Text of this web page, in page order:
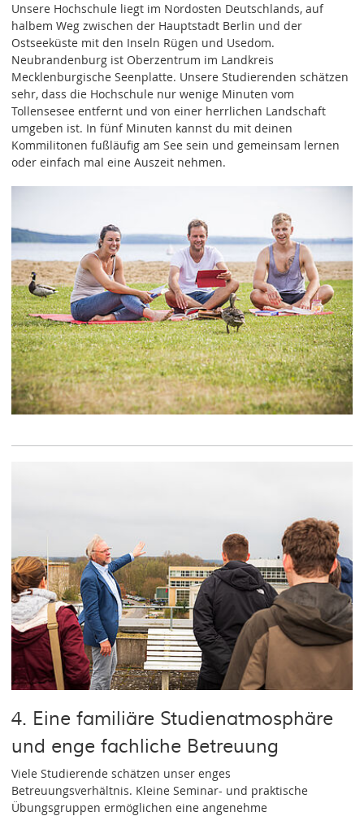
Unsere Hochschule liegt im Nordosten Deutschlands, auf
halbem Weg zwischen der Hauptstadt Berlin und der
Ostseeküste mit den Inseln Rügen und Usedom.
Neubrandenburg ist Oberzentrum im Landkreis
Mecklenburgische Seenplatte. Unsere Studierenden schätzen
sehr, dass die Hochschule nur wenige Minuten vom
Tollensesee entfernt und von einer herrlichen Landschaft
umgeben ist. In fünf Minuten kannst du mit deinen
Kommilitonen fußläufig am See sein und gemeinsam lernen
oder einfach mal eine Auszeit nehmen.
4. Eine familiäre Studienatmosphäre
und enge fachliche Betreuung
Viele Studierende schätzen unser enges
Betreuungsverhältnis. Kleine Seminar- und praktische
Übungsgruppen ermöglichen eine angenehme